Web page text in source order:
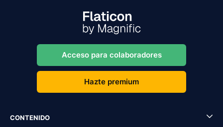
Acceso para colaboradores
Hazte premium
CONTENIDO